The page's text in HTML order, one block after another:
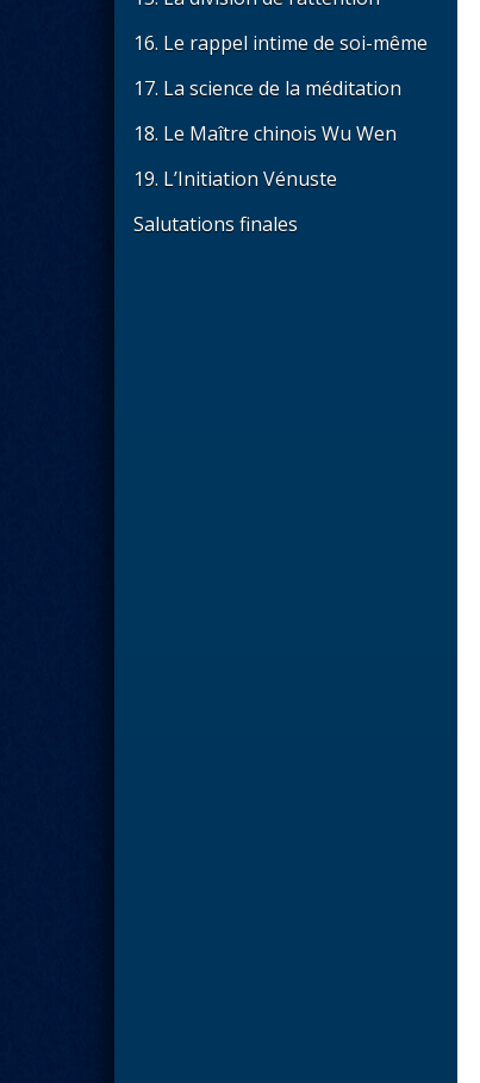
16. Le rappel intime de soi-même
17. La science de la méditation
18. Le Maître chinois Wu Wen
19. L’Initiation Vénuste
Salutations finales